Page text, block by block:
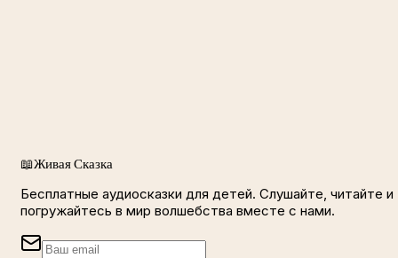
📖Живая Сказка
Бесплатные аудиосказки для детей. Слушайте, читайте и
погружайтесь в мир волшебства вместе с нами.